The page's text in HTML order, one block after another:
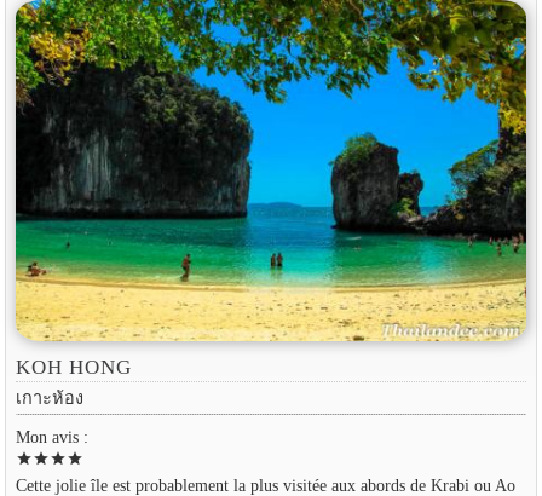
KOH HONG
เกาะห้อง
Mon avis :
starstarstarstar
Cette jolie île est probablement la plus visitée aux abords de Krabi ou Ao